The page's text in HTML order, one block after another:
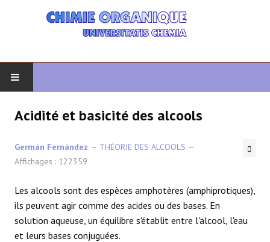
ORGANIQUE AVANCÉ
HÉTÉROCYCLES
LA SYNTHÈSE
Acidité et basicité des alcools
Germán Fernández
THÉORIE DES ALCOOLS
Affichages : 122359
Les alcools sont des espèces amphotères (amphiprotiques),
ils peuvent agir comme des acides ou des bases. En
solution aqueuse, un équilibre s'établit entre l'alcool, l'eau
et leurs bases conjuguées.